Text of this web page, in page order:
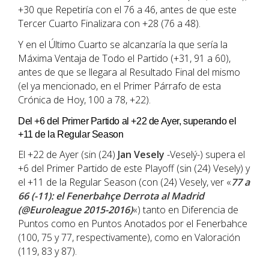
+30 que Repetiría con el 76 a 46, antes de que este
Tercer Cuarto Finalizara con +28 (76 a 48).
Y en el Último Cuarto se alcanzaría la que sería la
Máxima Ventaja de Todo el Partido (+31, 91 a 60),
antes de que se llegara al Resultado Final del mismo
(el ya mencionado, en el Primer Párrafo de esta
Crónica de Hoy, 100 a 78, +22).
Del +6 del Primer Partido al +22 de Ayer, superando el
+11 de la Regular Season
El +22 de Ayer (sin (24) Jan Vesely -Veselý-) supera el
+6 del Primer Partido de este Playoff (sin (24) Vesely) y
el +11 de la Regular Season (con (24) Vesely, ver «77 a
66 (-11): el Fenerbahçe Derrota al Madrid
(@Euroleague 2015-2016)«) tanto en Diferencia de
Puntos como en Puntos Anotados por el Fenerbahce
(100, 75 y 77, respectivamente), como en Valoración
(119, 83 y 87).